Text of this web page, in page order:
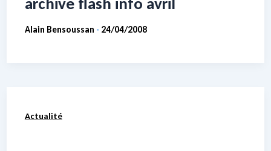
Alain Bensoussan - 24/04/2008
Actualité